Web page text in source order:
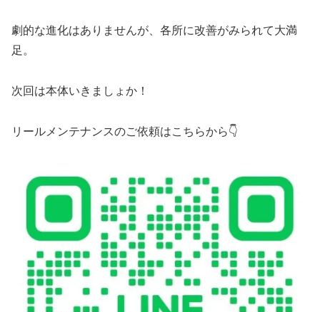
劇的な進化はありませんが、各所に改善がみられて大満
足。
次回は本体いきましょか！
リールメンテナンスのご依頼はこちらから👇